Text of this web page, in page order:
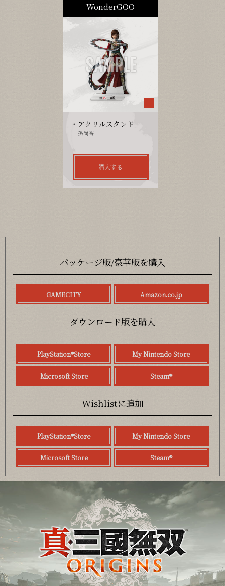
WonderGOO
アクリルスタンド
孫尚香
購入する
パッケージ版/豪華版を購入
GAMECITY Amazon.co.jp
ダウンロード版を購入
PlayStation®Store My Nintendo Store
Microsoft Store Steam®
Wishlistに追加
PlayStation®Store My Nintendo Store
Microsoft Store Steam®